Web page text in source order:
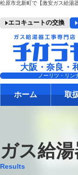
エコキュートの交換
大阪・奈良・
ノーリツ・リン
ホーム 取
ガス給
Results